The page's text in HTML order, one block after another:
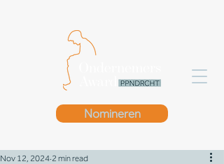
Nomineren
Nov 12, 2024 2 min read